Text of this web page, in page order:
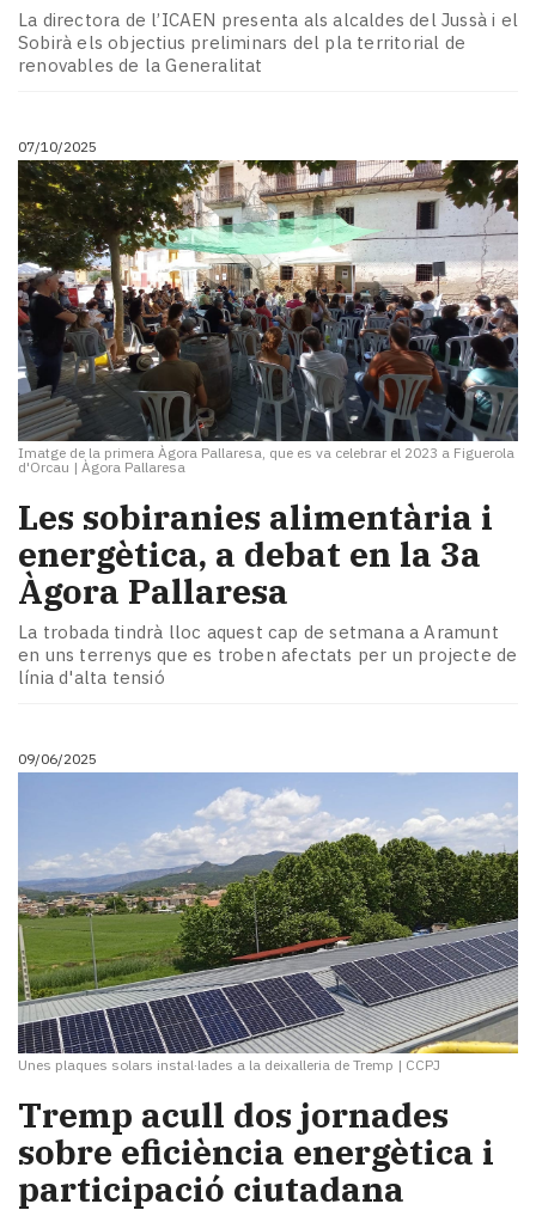
La directora de l’ICAEN presenta als alcaldes del Jussà i el
Sobirà els objectius preliminars del pla territorial de
renovables de la Generalitat
07/10/2025
Imatge de la primera Àgora Pallaresa, que es va celebrar el 2023 a Figuerola
d'Orcau | Àgora Pallaresa
​Les sobiranies alimentària i
energètica, a debat en la 3a
Àgora Pallaresa
La trobada tindrà lloc aquest cap de setmana a Aramunt
en uns terrenys que es troben afectats per un projecte de
línia d'alta tensió
09/06/2025
Unes plaques solars instal·lades a la deixalleria de Tremp | CCPJ
Tremp acull dos jornades
sobre eficiència energètica i
participació ciutadana